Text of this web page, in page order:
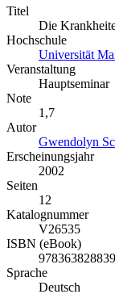
Titel
Die
Hochschule
Universität
Veranstaltung
Hauptseminar
Note
1,7
Autor
Gwendolyn
Erscheinungsjahr
2002
Seiten
12
Katalognummer
V26535
ISBN (eBook)
Sprache
Deutsch